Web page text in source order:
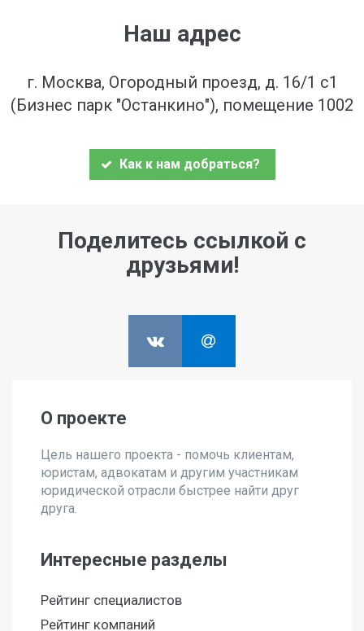
Наш адрес
г. Москва, Огородный проезд, д. 16/1 с1
(Бизнес парк "Останкино"), помещение 1002
Как к нам добраться?
Поделитесь ссылкой с
друзьями!
О проекте
Цель нашего проекта - помочь клиентам,
юристам, адвокатам и другим участникам
юридической отрасли быстрее найти друг
друга.
Интересные разделы
Рейтинг специалистов
Рейтинг компаний